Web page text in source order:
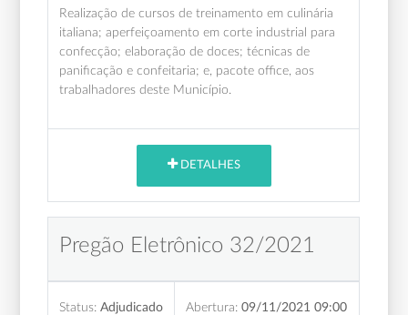
Realização de cursos de treinamento em culinária
italiana; aperfeiçoamento em corte industrial para
confecção; elaboração de doces; técnicas de
panificação e confeitaria; e, pacote office, aos
trabalhadores deste Município.
DETALHES
Pregão Eletrônico 32/2021
Status: Adjudicado Abertura: 09/11/2021 09:00